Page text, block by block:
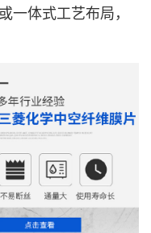
一体式工艺布局，